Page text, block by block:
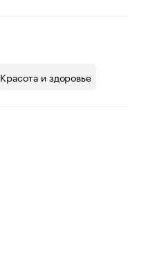
Красота и здоровье